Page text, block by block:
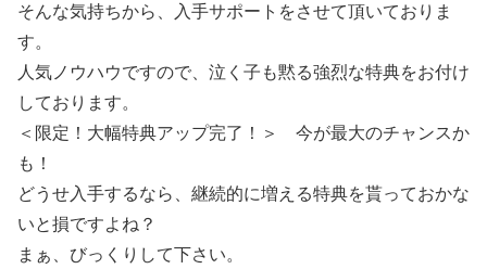
そんな気持ちから、入手サポートをさせて頂いておりま
す。
人気ノウハウですので、泣く子も黙る強烈な特典をお付け
しております。
＜限定！大幅特典アップ完了！＞ 今が最大のチャンスか
も！
どうせ入手するなら、継続的に増える特典を貰っておかな
いと損ですよね？
まぁ、びっくりして下さい。